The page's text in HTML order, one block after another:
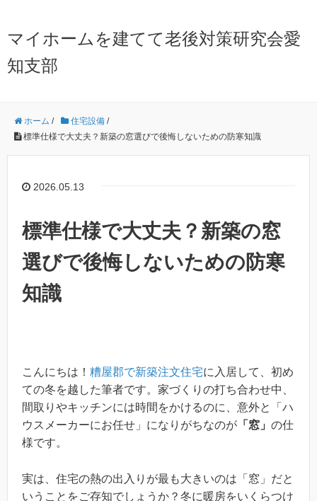
マイホームを建てて老後対策研究会愛
知支部
ホーム / 住宅設備 /
標準仕様で大丈夫？新築の窓選びで後悔しないための防寒知識
2026.05.13
標準仕様で大丈夫？新築の窓
選びで後悔しないための防寒
知識
こんにちは！ 糟屋郡で新築注文住宅に入居して、初め
ての冬を越した筆者です。家づくりの打ち合わせ中、
間取りやキッチンには時間をかけるのに、意外と「ハ
ウスメーカーにお任せ」になりがちなのが 「窓」 の仕
様です。
実は、住宅の熱の出入りが最も大きいのは「窓」だと
いうことをご存知でしょうか？冬に暖房をいくらつけ